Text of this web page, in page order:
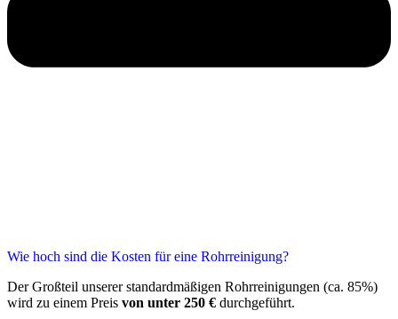
Wie hoch sind die Kosten für eine Rohrreinigung?
Der Großteil unserer standardmäßigen Rohrreinigungen (ca. 85%)
wird zu einem Preis von unter 250 € durchgeführt.